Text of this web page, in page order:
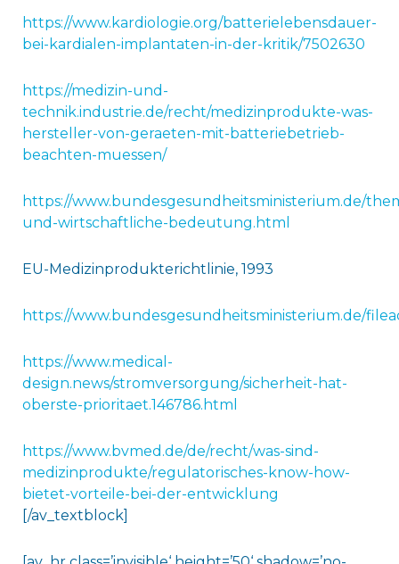
https://www.kardiologie.org/batterielebensdauer-
bei-kardialen-implantaten-in-der-kritik/7502630
https://medizin-und-
technik.industrie.de/recht/medizinprodukte-was-
hersteller-von-geraeten-mit-batteriebetrieb-
beachten-muessen/
https://www.bundesgesundheitsministerium.de/
und-wirtschaftliche-bedeutung.html
EU-Medizinprodukterichtlinie, 1993
https://www.bundesgesundheitsministerium.de/
https://www.medical-
design.news/stromversorgung/sicherheit-hat-
oberste-prioritaet.146786.html
https://www.bvmed.de/de/recht/was-sind-
medizinprodukte/regulatorisches-know-how-
bietet-vorteile-bei-der-entwicklung
[/av_textblock]